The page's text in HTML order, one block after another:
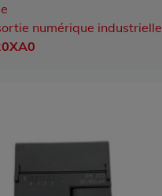
numérique industrielle